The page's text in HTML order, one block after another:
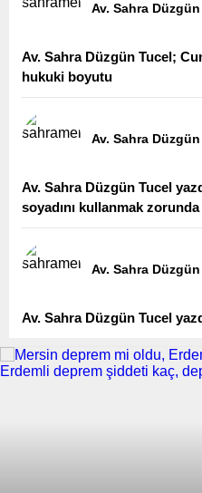
Av. Sahra
Av. Sahra Düzgün Tucel;
hukuki boyutu
Av. Sahra
Av. Sahra Düzgün Tucel
soyadını kullanmak
Av. Sahra
Av. Sahra Düzgün Tucel